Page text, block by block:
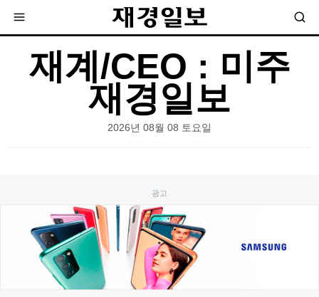
재계/CEO : 미주
재경일보
2026년 08월 08 토요일